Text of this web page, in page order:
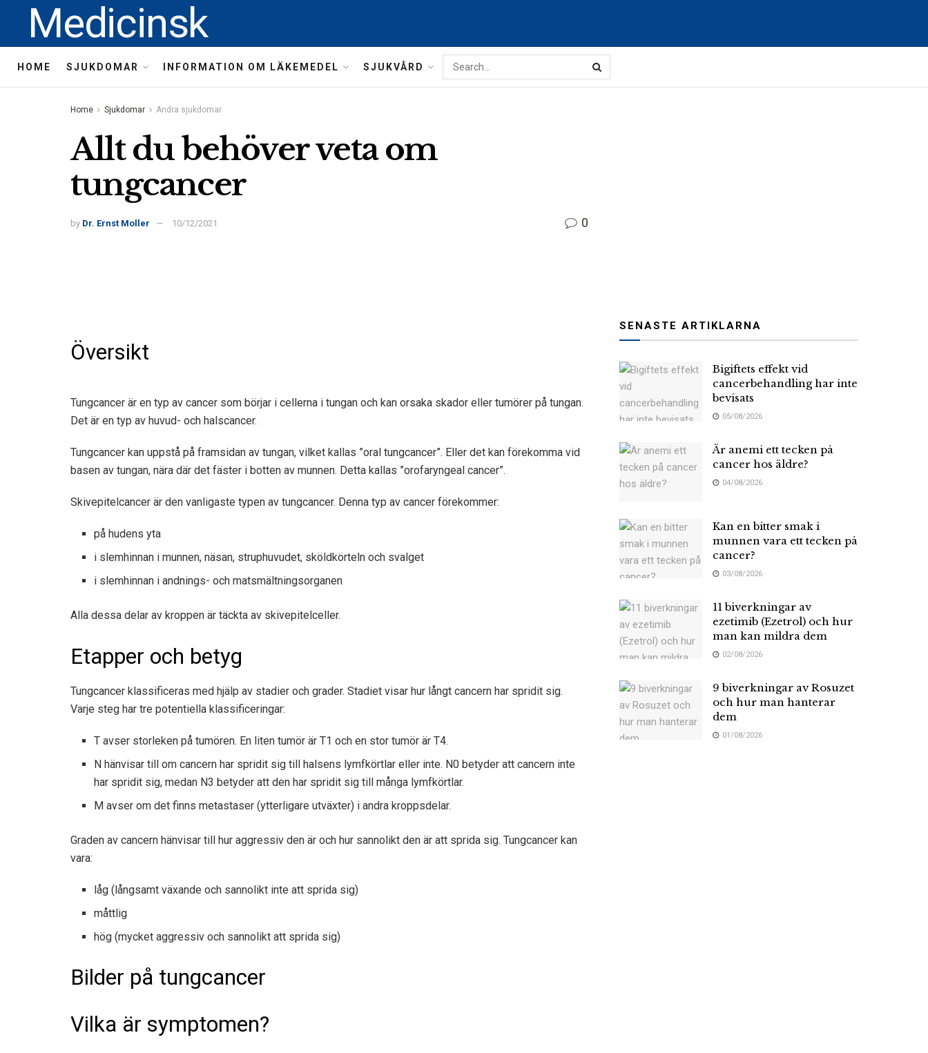
Medicinsk
HOME SJUKDOMAR INFORMATION OM LÄKEMEDEL SJUKVÅRD
Home Sjukdomar Andra sjukdomar
Allt du behöver veta om
tungcancer
by Dr. Ernst Moller 10/12/2021 0
Översikt
Tungcancer är en typ av cancer som börjar i cellerna i tungan och kan orsaka skador eller tumörer på tungan.
Det är en typ av huvud- och halscancer.
Tungcancer kan uppstå på framsidan av tungan, vilket kallas ”oral tungcancer”. Eller det kan förekomma vid
basen av tungan, nära där det fäster i botten av munnen. Detta kallas ”orofaryngeal cancer”.
Skivepitelcancer är den vanligaste typen av tungcancer. Denna typ av cancer förekommer:
på hudens yta
i slemhinnan i munnen, näsan, struphuvudet, sköldkörteln och svalget
i slemhinnan i andnings- och matsmältningsorganen
Alla dessa delar av kroppen är täckta av skivepitelceller.
Etapper och betyg
Tungcancer klassificeras med hjälp av stadier och grader. Stadiet visar hur långt cancern har spridit sig.
Varje steg har tre potentiella klassificeringar:
T avser storleken på tumören. En liten tumör är T1 och en stor tumör är T4.
N hänvisar till om cancern har spridit sig till halsens lymfkörtlar eller inte. N0 betyder att cancern inte
har spridit sig, medan N3 betyder att den har spridit sig till många lymfkörtlar.
M avser om det finns metastaser (ytterligare utväxter) i andra kroppsdelar.
Graden av cancern hänvisar till hur aggressiv den är och hur sannolikt den är att sprida sig. Tungcancer kan
vara:
låg (långsamt växande och sannolikt inte att sprida sig)
måttlig
hög (mycket aggressiv och sannolikt att sprida sig)
Bilder på tungcancer
Vilka är symptomen?
SENASTE ARTIKLARNA
Bigiftets effekt vid
cancerbehandling har inte
bevisats
05/08/2026
Är anemi ett tecken på
cancer hos äldre?
04/08/2026
Kan en bitter smak i
munnen vara ett tecken på
cancer?
03/08/2026
11 biverkningar av
ezetimib (Ezetrol) och hur
man kan mildra dem
02/08/2026
9 biverkningar av Rosuzet
och hur man hanterar
dem
01/08/2026